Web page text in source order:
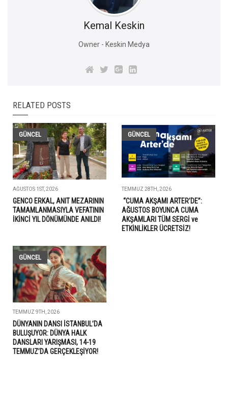
Kemal Keskin
Owner - Keskin Medya
RELATED POSTS
GÜNCEL
AĞUSTOS 1ST, 2026
GENCO ERKAL, ANIT MEZARININ
TAMAMLANMASIYLA VEFATININ
İKİNCİ YIL DÖNÜMÜNDE ANILDI!
GÜNCEL
TEMMUZ 28TH, 2026
“CUMA AKŞAMI ARTER’DE”:
AĞUSTOS BOYUNCA CUMA
AKŞAMLARI TÜM SERGİ ve
ETKİNLİKLER ÜCRETSİZ!
GÜNCEL
TEMMUZ 9TH, 2026
DÜNYANIN DANSI İSTANBUL’DA
BULUŞUYOR: DÜNYA HALK
DANSLARI YARIŞMASI, 14-19
TEMMUZ’DA GERÇEKLEŞİYOR!